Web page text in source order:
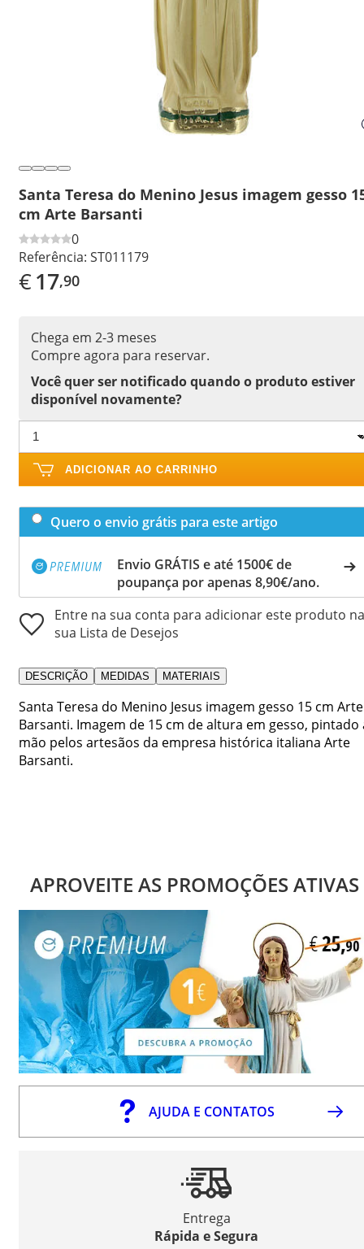
Santa Teresa do Menino Jesus imagem gesso
cm Arte Barsanti
0
Referência: ST011179
€17,90
Chega em 2-3 meses
Compre agora para reservar.
Você quer ser notificado quando o produto estiver
disponível novamente?
ADICIONAR AO CARRINHO
Quero o envio grátis para este artigo
Envio GRÁTIS e até 1500€ de
poupança por apenas 8,90€/ano.
Entre na sua conta para adicionar este produto na
sua Lista de Desejos
DESCRIÇÃO MEDIDAS MATERIAIS
Santa Teresa do Menino Jesus imagem gesso 15 cm Arte
Barsanti. Imagem de 15 cm de altura em gesso, pintado
mão pelos artesãos da empresa histórica italiana Arte
Barsanti.
APROVEITE AS PROMOÇÕES ATIVAS
AJUDA E CONTATOS
Entrega
Rápida e Segura